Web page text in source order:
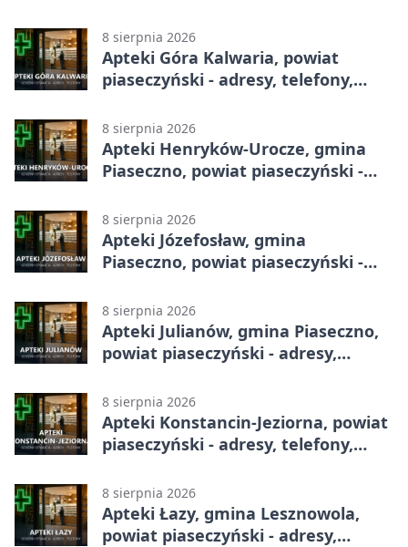
8 sierpnia 2026
Apteki Góra Kalwaria, powiat
piaseczyński - adresy, telefony,
8 sierpnia 2026
Apteki Henryków-Urocze, gmina
Piaseczno, powiat piaseczyński -
8 sierpnia 2026
Apteki Józefosław, gmina
Piaseczno, powiat piaseczyński -
8 sierpnia 2026
Apteki Julianów, gmina Piaseczno,
powiat piaseczyński - adresy,
8 sierpnia 2026
Apteki Konstancin-Jeziorna, powiat
piaseczyński - adresy, telefony,
8 sierpnia 2026
Apteki Łazy, gmina Lesznowola,
powiat piaseczyński - adresy,